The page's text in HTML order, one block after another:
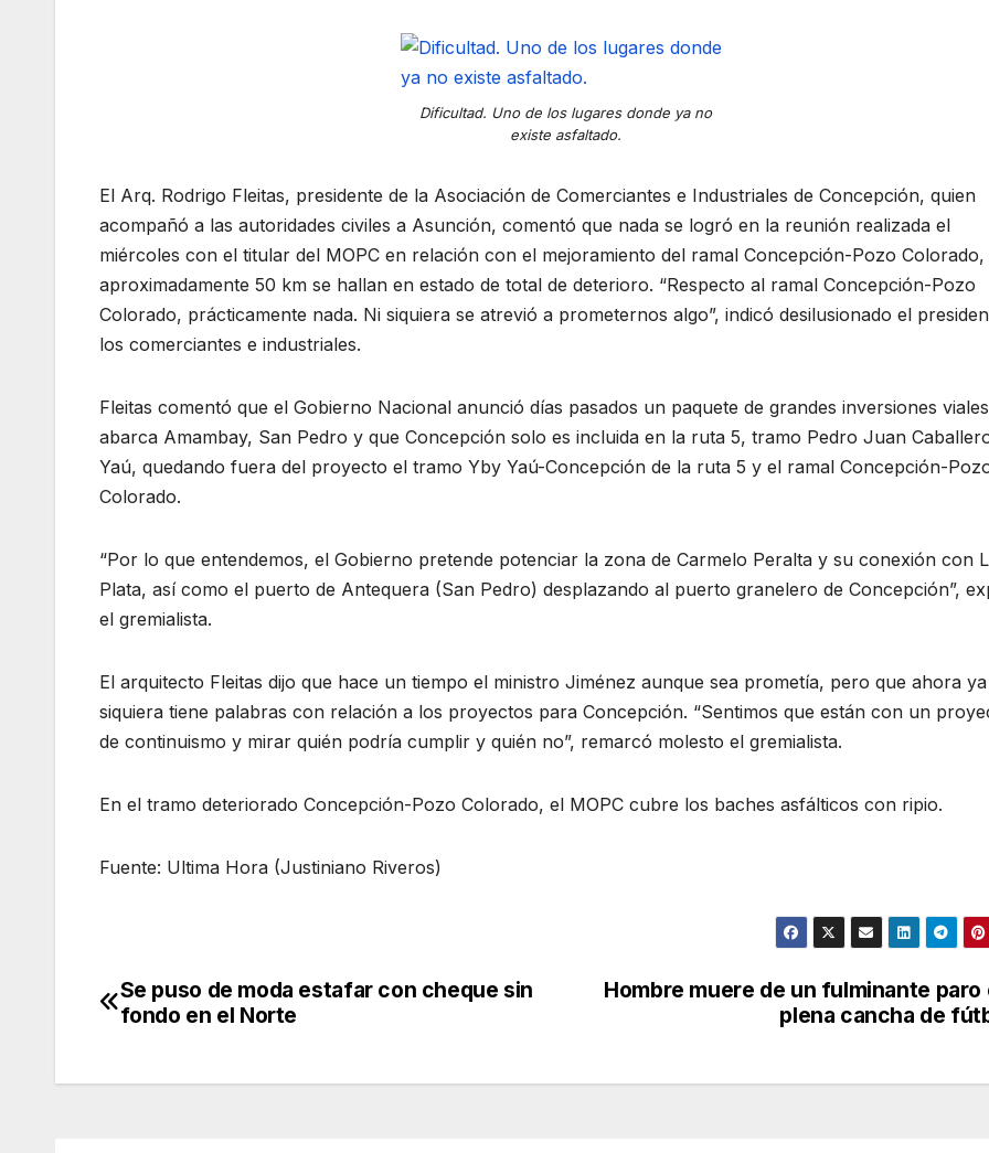
Dificultad. Uno de los lugares donde ya no
existe asfaltado.
El Arq. Rodrigo Fleitas, presidente de la Asociación de Comerciantes e Industriales de Concepción, quien
acompañó a las autoridades civiles a Asunción, comentó que nada se logró en la reunión realizada el
miércoles con el titular del MOPC en relación con el mejoramiento del ramal Concepción-Pozo Colorado,
aproximadamente 50 km se hallan en estado de total de deterioro. “Respecto al ramal Concepción-Pozo
Colorado, prácticamente nada. Ni siquiera se atrevió a prometernos algo”, indicó desilusionado el
los comerciantes e industriales.
Fleitas comentó que el Gobierno Nacional anunció días pasados un paquete de grandes inversiones
abarca Amambay, San Pedro y que Concepción solo es incluida en la ruta 5, tramo Pedro Juan
Yaú, quedando fuera del proyecto el tramo Yby Yaú-Concepción de la ruta 5 y el ramal Concepción-
Colorado.
“Por lo que entendemos, el Gobierno pretende potenciar la zona de Carmelo Peralta y su conexión con
Plata, así como el puerto de Antequera (San Pedro) desplazando al puerto granelero de Concepción”,
el gremialista.
El arquitecto Fleitas dijo que hace un tiempo el ministro Jiménez aunque sea prometía, pero que ahora
siquiera tiene palabras con relación a los proyectos para Concepción. “Sentimos que están con un
de continuismo y mirar quién podría cumplir y quién no”, remarcó molesto el gremialista.
En el tramo deteriorado Concepción-Pozo Colorado, el MOPC cubre los baches asfálticos con ripio.
Fuente: Ultima Hora (Justiniano Riveros)
Navegación
entradas
Hombre muere de un fulminante paro
plena cancha de
Se puso de moda estafar con cheque sin
fondo en el Norte